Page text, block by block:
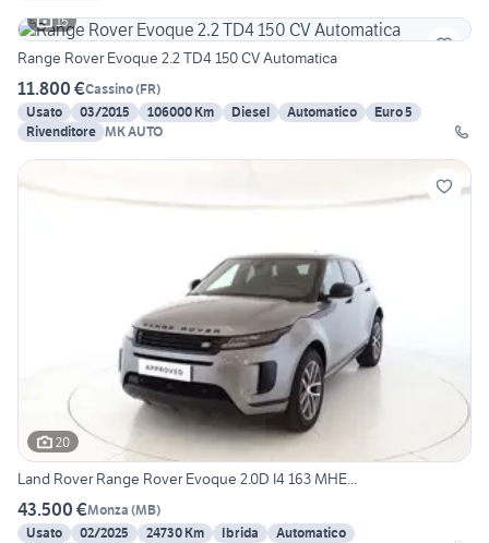
15
Range Rover Evoque 2.2 TD4 150 CV Automatica
11.800 €Cassino(FR)
Usato
03/2015 106000 Km Diesel Automatico
Euro 5
Rivenditore MK AUTO
20
Land Rover Range Rover Evoque 2.0D I4 163 MHE...
43.500 €Monza (MB)
Usato
02/2025 24730 Km Ibrida
Automatico